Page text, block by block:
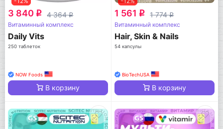
3 840 q 4 364q
Витаминный комплекс
Daily Vits
250 таблеток
NOW Foods
В корзину
1 561 q 1 774q
Витаминный комплекс
Hair, Skin & Nails
54 капсулы
BioTechUSA
В корзину